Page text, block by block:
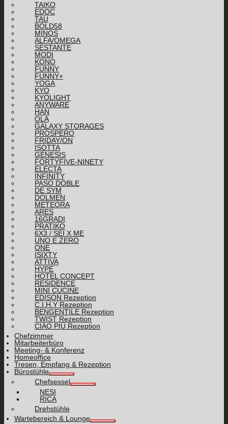
TAIKO
EDOC
TAU
BOLD58
MINOS
ALFA/OMEGA
SESTANTE
MODI
KONO
FUNNY
FUNNY+
YOGA
KYO
KYOLIGHT
ANYWARE
HAN
OLA
GALAXY STORAGES
PROSPERO
FRIDAY/ON
ISOTTA
GENESIS
FORTYFIVE-NINETY
ELECTA
INFINITY
PASO DOBLE
DE SYM
DOLMEN
METEORA
ARES
16GRADI
PRATIKO
6X3 / SEI X ME
UNO E ZERO
ONE
ISIXTY
ATTIVA
HYPE
HOTEL CONCEPT
RESIDENCE
MINI CUCINE
EDISON Rezeption
C.I.H.Y Rezeption
BENGENTILE Rezeption
TWIST Rezeption
CIAO PIÙ Rezeption
Chefzimmer
Mitarbeiterbüro
Meeting- & Konferenz
Homeoffice
Tresen, Empfang & Rezeption
Bürostühle
Chefsessel
NESI
RICA
Drehstühle
Wartebereich & Lounge